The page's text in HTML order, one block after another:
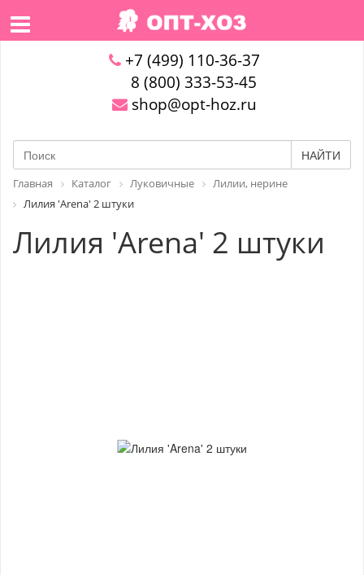
+7 (499) 110-36-37
8 (800) 333-53-45
shop@opt-hoz.ru
НАЙТИ
Главная Каталог Луковичные
Лилии, нерине
Лилия 'Arena' 2 штуки
Лилия 'Arena' 2 штуки